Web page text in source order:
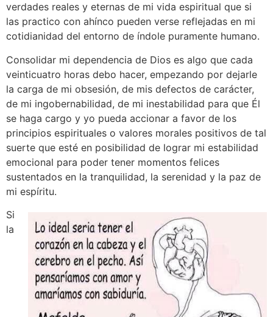
verdades reales y eternas de mi vida espiritual que si
las practico con ahínco pueden verse reflejadas en mi
cotidianidad del entorno de índole puramente humano.
Consolidar mi dependencia de Dios es algo que cada
veinticuatro horas debo hacer, empezando por dejarle
la carga de mi obsesión, de mis defectos de carácter,
de mi ingobernabilidad, de mi inestabilidad para que Él
se haga cargo y yo pueda accionar a favor de los
principios espirituales o valores morales positivos de tal
suerte que esté en posibilidad de lograr mi estabilidad
emocional para poder tener momentos felices
sustentados en la tranquilidad, la serenidad y la paz de
mi espíritu.
Si
la